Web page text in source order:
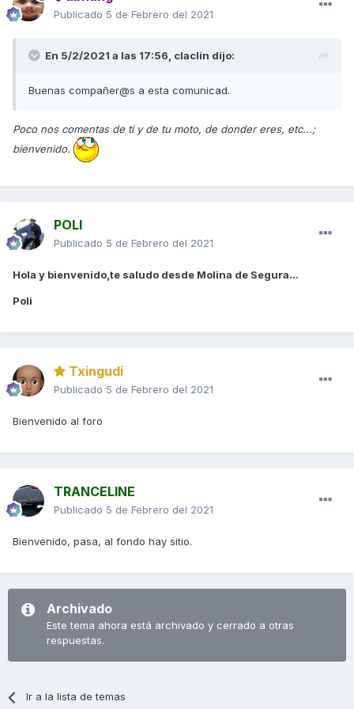
Publicado 5 de Febrero del 2021
En 5/2/2021 a las 17:56, claclin dijo:
Buenas compañer@s a esta comunicad.
Poco nos comentas de ti y de tu moto, de donder eres, etc...;
bienvenido.
POLI
Publicado 5 de Febrero del 2021
Hola y bienvenido,te saludo desde Molina de Segura...
Poli
Txingudi
Publicado 5 de Febrero del 2021
Bienvenido al foro
TRANCELINE
Publicado 5 de Febrero del 2021
Bienvenido, pasa, al fondo hay sitio.
Archivado
Este tema ahora está archivado y cerrado a otras
respuestas.
Ir a la lista de temas